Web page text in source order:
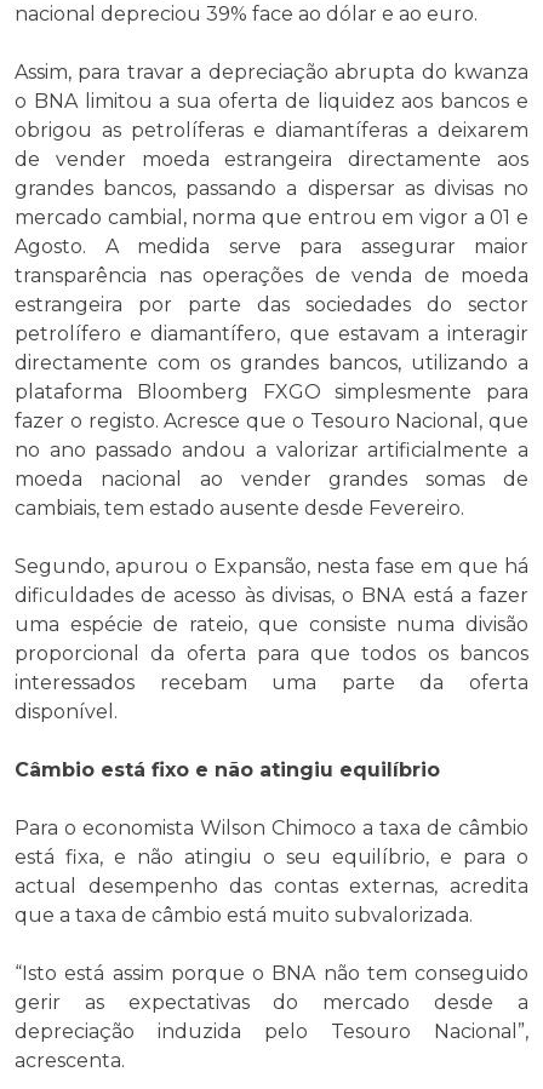
nacional depreciou 39% face ao dólar e ao euro.
Assim, para travar a depreciação abrupta do kwanza
o BNA limitou a sua oferta de liquidez aos bancos e
obrigou as petrolíferas e diamantíferas a deixarem
de vender moeda estrangeira directamente aos
grandes bancos, passando a dispersar as divisas no
mercado cambial, norma que entrou em vigor a 01 e
Agosto. A medida serve para assegurar maior
transparência nas operações de venda de moeda
estrangeira por parte das sociedades do sector
petrolífero e diamantífero, que estavam a interagir
directamente com os grandes bancos, utilizando a
plataforma Bloomberg FXGO simplesmente para
fazer o registo. Acresce que o Tesouro Nacional, que
no ano passado andou a valorizar artificialmente a
moeda nacional ao vender grandes somas de
cambiais, tem estado ausente desde Fevereiro.
Segundo, apurou o Expansão, nesta fase em que há
dificuldades de acesso às divisas, o BNA está a fazer
uma espécie de rateio, que consiste numa divisão
proporcional da oferta para que todos os bancos
interessados recebam uma parte da oferta
disponível.
Câmbio está fixo e não atingiu equilíbrio
Para o economista Wilson Chimoco a taxa de câmbio
está fixa, e não atingiu o seu equilíbrio, e para o
actual desempenho das contas externas, acredita
que a taxa de câmbio está muito subvalorizada.
“Isto está assim porque o BNA não tem conseguido
gerir as expectativas do mercado desde a
depreciação induzida pelo Tesouro Nacional”,
acrescenta.